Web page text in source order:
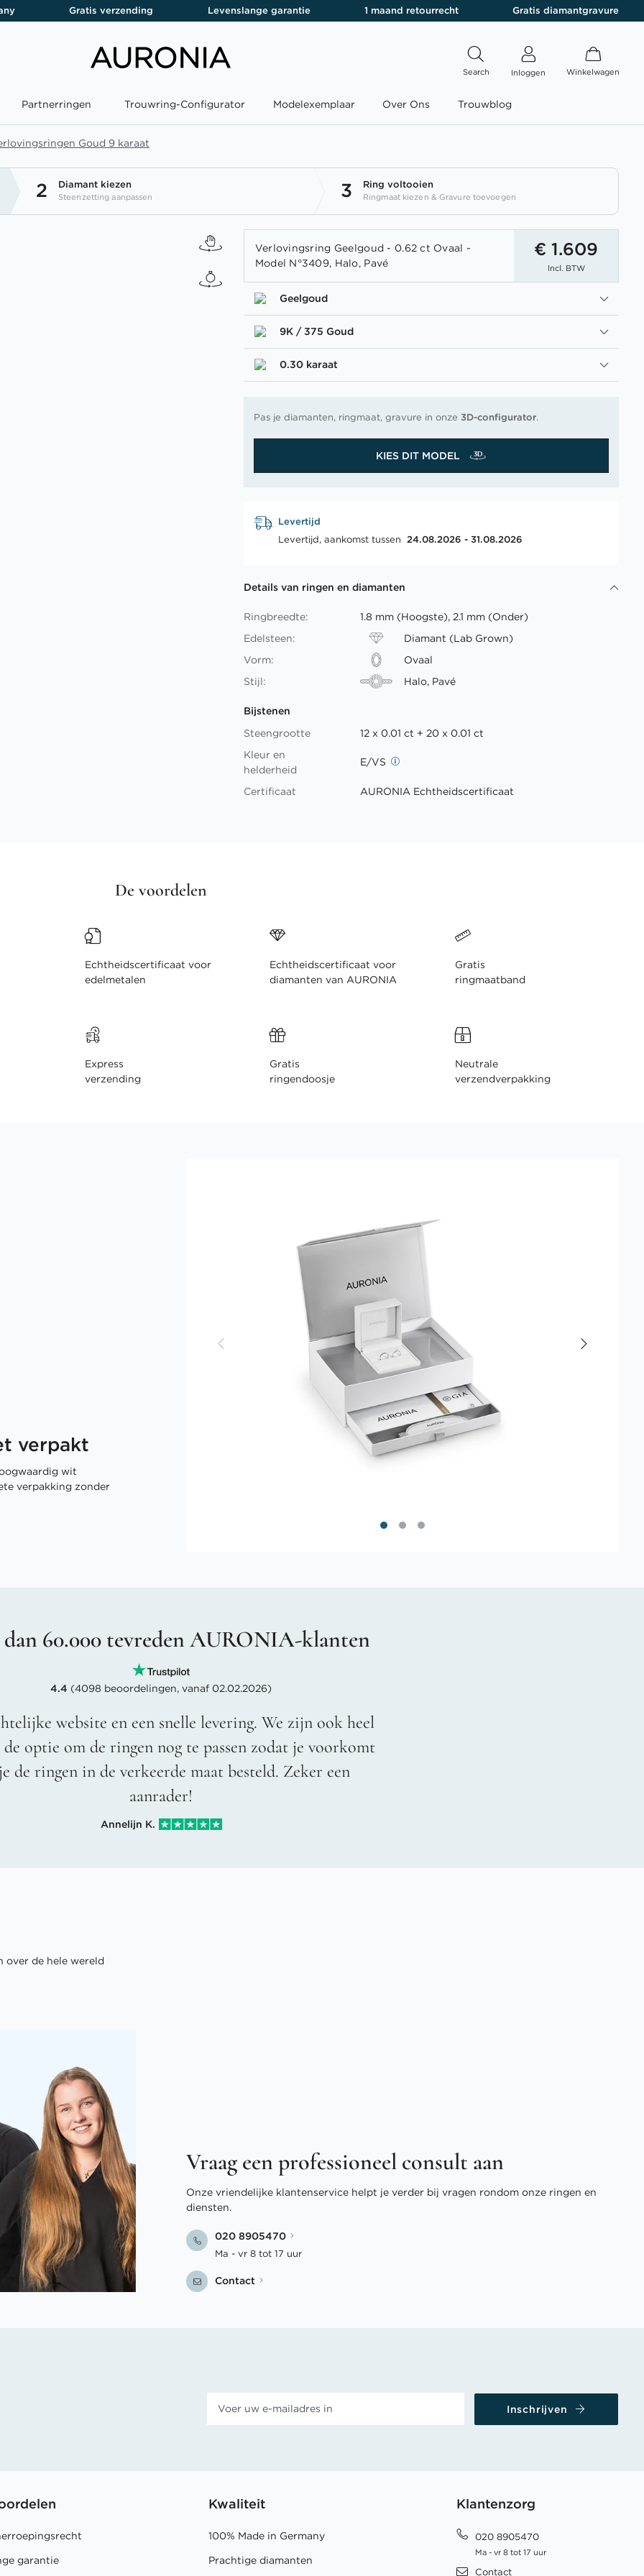
Gratis verzending Levenslange garantie 1 maand retourrecht Gratis diamantgravure
Search Inloggen Winkelwagen
Partnerringen Trouwring-Configurator Modelexemplaar Over Ons Trouwblog
Goud 9 karaat
2 Diamant kiezen
Steenzetting aanpassen 3 Ring voltooien
Ringmaat kiezen & Gravure toevoegen
Verlovingsring Geelgoud - 0.62 ct Ovaal -
Model N°3409, Halo, Pavé
€ 1.609
Incl. BTW
Geelgoud
9K / 375 Goud
0.30 karaat
Pas je diamanten, ringmaat, gravure in onze3D-configurator.
KIES DIT MODEL
Levertijd
Levertijd, aankomst tussen 24.08.2026 - 31.08.2026
Details van ringen en diamanten
Ringbreedte:
1.8 mm (Hoogste), 2.1 mm (Onder)
Edelsteen:
Diamant (Lab Grown)
Vorm:
Ovaal
Stijl:
Halo, Pavé
Bijstenen
Steengrootte
12 x 0.01 ct + 20 x 0.01 ct
Kleur en
helderheid
E/VS
Certificaat AURONIA Echtheidscertificaat
De voordelen
Echtheidscertificaat voor
edelmetalen
Echtheidscertificaat voor
diamanten van AURONIA
Gratis
ringmaatband
Express
verzending
Gratis
ringendoosje
Neutrale
verzendverpakking
verpakt
wit
verpakking zonder
60.000 tevreden AURONIA-klanten
4.4 (4098 beoordelingen, vanaf 02.02.2026)
website en een snelle levering. We zijn ook heel
optie om de ringen nog te passen zodat je voorkomt
de ringen in de verkeerde maat besteld. Zeker een
aanrader!
Annelijn K.
over de hele wereld
Vraag een professioneel consult aan
Onze vriendelijke klantenservice helpt je verder bij vragen rondom onze ringen en
diensten.
020 8905470
Ma - vr 8 tot 17 uur
Contact
Inschrijven
garantie
Kwaliteit
100% Made in Germany
Prachtige diamanten
Klantenzorg
020 8905470
Ma - vr 8 tot 17 uur
Contact